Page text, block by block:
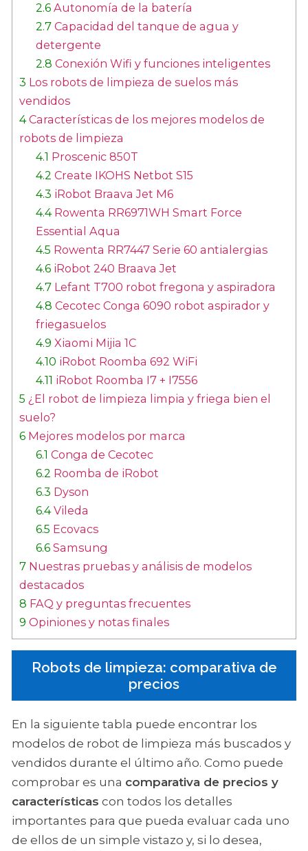
2.6 Autonomía de la batería
2.7 Capacidad del tanque de agua y
detergente
2.8 Conexión Wifi y funciones inteligentes
3 Los robots de limpieza de suelos más
vendidos
4Características de los mejores modelos de
robots de limpieza
4.1 Proscenic 850T
4.2 Create IKOHS Netbot S15
4.3 iRobot Braava Jet M6
4.4Rowenta RR6971WH Smart Force
Essential Aqua
4.5 Rowenta RR7447 Serie 60 antialergias
4.6 iRobot 240 Braava Jet
4.7 Lefant T700 robot fregona y aspiradora
4.8 Cecotec Conga 6090 robot aspirador y
friegasuelos
4.9 Xiaomi Mijia 1C
4.10 iRobot Roomba 692 WiFi
4.11 iRobot Roomba I7 + I7556
5 ¿El robot de limpieza limpia y friega bien el
suelo?
6 Mejores modelos por marca
6.1 Conga de Cecotec
6.2 Roomba de iRobot
6.3 Dyson
6.4Vileda
6.5 Ecovacs
6.6 Samsung
7 Nuestras pruebas y análisis de modelos
destacados
8 FAQ y preguntas frecuentes
9 Opiniones y notas finales
Robots de limpieza: comparativa de
precios
En la siguiente tabla puede encontrar los
modelos de robot de limpieza más buscados y
vendidos durante el último año. Como puede
comprobar es una comparativa de precios y
características con todos los detalles
importantes para que pueda evaluar cada uno
de ellos de un simple vistazo y, si lo desea,